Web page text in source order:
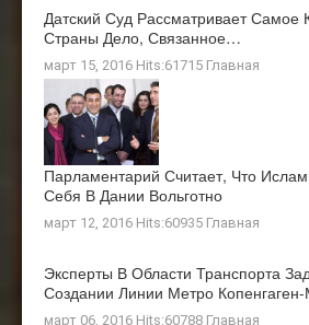
Датский Суд Рассматривает Самое
Страны Дело, Связанное…
март 15, 2016 Hits:61715 Главная
Парламентарий Считает, Что
Себя В Дании Вольготно
март 12, 2016 Hits:60935 Главная
Эксперты В Области Транспорта
Создании Линии Метро
март 06, 2016 Hits:60788 Главная